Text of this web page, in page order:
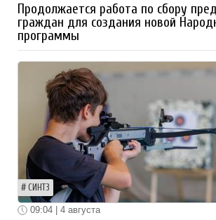
Продолжается работа по сбору
граждан для создания новой
программы
СИНТЗ
09:04 | 4 августа